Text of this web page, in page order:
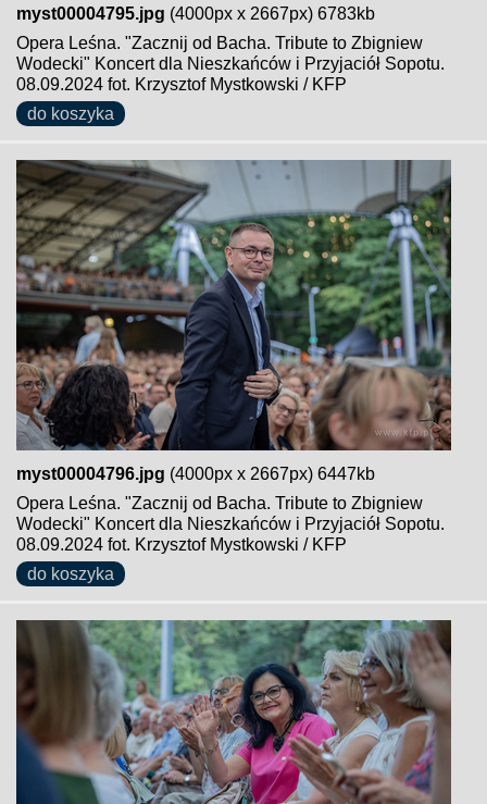
myst00004795.jpg (4000px x 2667px) 6783kb
Opera Leśna. "Zacznij od Bacha. Tribute to Zbigniew
Wodecki" Koncert dla Nieszkańców i Przyjaciół Sopotu.
08.09.2024 fot. Krzysztof Mystkowski / KFP
do koszyka
myst00004796.jpg (4000px x 2667px) 6447kb
Opera Leśna. "Zacznij od Bacha. Tribute to Zbigniew
Wodecki" Koncert dla Nieszkańców i Przyjaciół Sopotu.
08.09.2024 fot. Krzysztof Mystkowski / KFP
do koszyka